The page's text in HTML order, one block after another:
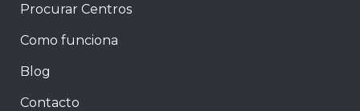
Procurar Centros
Como funciona
Blog
Contacto